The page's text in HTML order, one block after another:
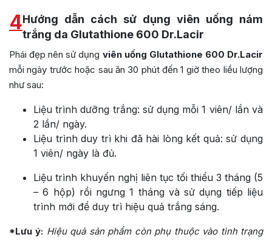
4Hướng dẫn cách sử dụng viên uống nám
trắng da Glutathione 600 Dr.Lacir
Phái đẹp nên sử dụng viên uống Glutathione 600 Dr.Lacir
mỗi ngày trước hoặc sau ăn 30 phút đến 1 giờ theo liều lượng
như sau:
Liệu trình dưỡng trắng: sử dụng mỗi 1 viên/ lần và
2 lần/ ngày.
Liệu trình duy trì khi đã hài lòng kết quả: sử dụng
1 viên/ ngày là đủ.
Liệu trình khuyến nghị liên tục tối thiểu 3 tháng (5
– 6 hộp) rồi ngưng 1 tháng và sử dụng tiếp liệu
trình mới để duy trì hiệu quả trắng sáng.
*Lưu ý: Hiệu quả sản phẩm còn phụ thuộc vào tình trạng